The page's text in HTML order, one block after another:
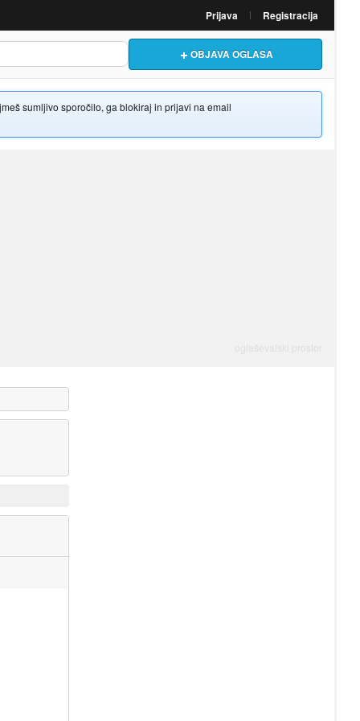
Prijava Registracija
OBJAVA OGLASA
sumljivo sporočilo, ga blokiraj in prijavi na email